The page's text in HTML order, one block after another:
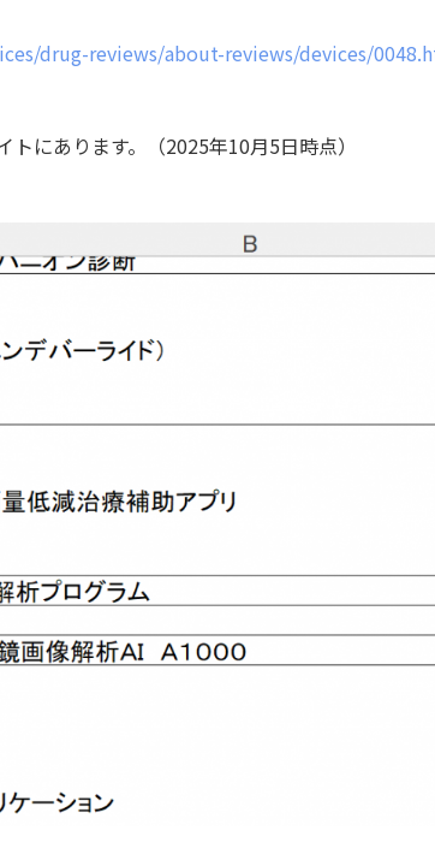
drug-reviews/about-reviews/devices/
にあります。（2025年10月5日時点）